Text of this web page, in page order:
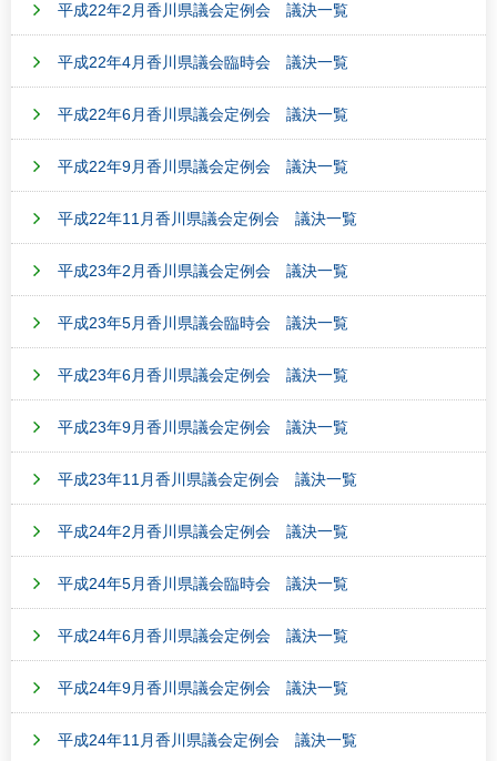
平成22年2月香川県議会定例会 議決一覧
平成22年4月香川県議会臨時会 議決一覧
平成22年6月香川県議会定例会 議決一覧
平成22年9月香川県議会定例会 議決一覧
平成22年11月香川県議会定例会 議決一覧
平成23年2月香川県議会定例会 議決一覧
平成23年5月香川県議会臨時会 議決一覧
平成23年6月香川県議会定例会 議決一覧
平成23年9月香川県議会定例会 議決一覧
平成23年11月香川県議会定例会 議決一覧
平成24年2月香川県議会定例会 議決一覧
平成24年5月香川県議会臨時会 議決一覧
平成24年6月香川県議会定例会 議決一覧
平成24年9月香川県議会定例会 議決一覧
平成24年11月香川県議会定例会 議決一覧